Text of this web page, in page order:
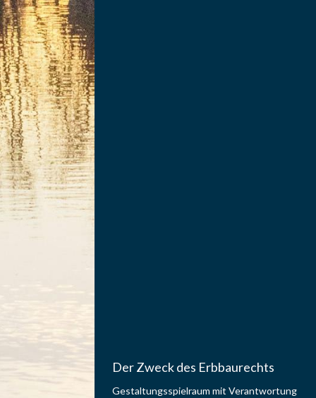
Der Zweck des Erbbaurechts
Gestaltungsspielraum mit Verantwortung